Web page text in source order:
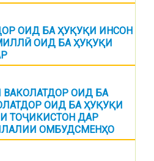
ОИД БА ҲУҚУҚИ ИНСОН
ОИД БА ҲУҚУҚИ
ОИД БА
ОИД БА ҲУҚУҚИ
ТОҶИКИСТОН ДАР
ОМБУДСМЕНҲО